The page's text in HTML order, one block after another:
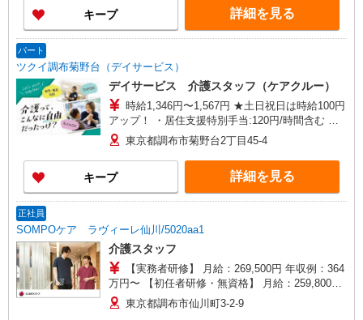
ン1F東 【在宅介護センター調布】東京都調布市国
領町五丁目4-17 パレス調布1990A館 【在宅介護
センター府中】東京都府中市武蔵台二丁目20-16
士見町一丁目21-18 野村ビル101号室 【在宅介護
センター成瀬】東京都町田市南成瀬五丁目1-6 コ
ーポ台益ナルセ B1F
キープ 詳細を見る
パート
ツクイ調布菊野台（デイサービス）
デイサービス 介護スタッフ（ケアクルー）
時給1,346円〜1,567円 ★土日祝日は時給100円
アップ！ ・居住支援特別手当:120円/時間含む ※
給与幅は資格・経験等による
東京都調布市菊野台2丁目45-4
キープ 詳細を見る
正社員
SOMPOケア ラヴィーレ仙川/5020aa1
介護スタッフ
【実務者研修】 月給：269,500円 年収例：364
万円〜 【初任者研修・無資格】 月給：259,800円
年収例：351万円〜 ※職務手当、（東京都）居住
支援特別手当、日祝手当（月平均2回分）、夜勤手
東京都調布市仙川町3-2-9